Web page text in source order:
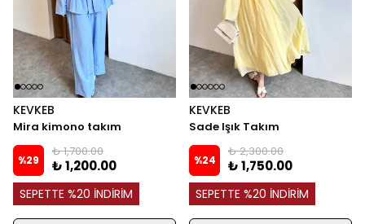
KEVKEB
Mira kimono takım
%29
₺ 1,700.00
₺ 1,200.00
SEPETTE %20 İNDİRİM
KEVKEB
Sade Işık Takım
%24
₺ 2,300.00
₺ 1,750.00
SEPETTE %20 İNDİRİM